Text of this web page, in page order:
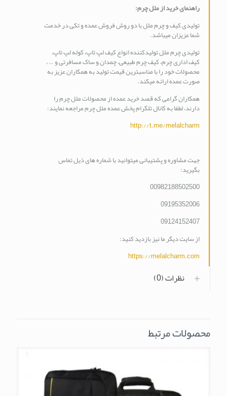
راهنمای خرید از ملل چرم:
تولیدی کیف و چرم ملل با دو روش فروش عمده و تکی در خدمت
شما عزیزان میباشد.
تولیدی چرم ملل تولیدکننده انواع کیف لپ تاپ، کوله لپ تاپ،
کیف اداری چرم، کیف چرم طبیعی، چمدان و ساک مسافرتی و … ،
محصولات خود را با مناسبترین قیمت تولید به همکاران عزیز به
صورت عمده ارائه میکند.
همکاران گرامی که قصد خرید عمده از محصولات ملل چرم را
دارند، لطفا به کانال تلگرام پخش عمده ملل چرم مراجعه نمایند:
http://t.me/melalcharm
جهت مشاوره و پشتیبانی میتوانید با شماره های ذیل تماس
بگیرید:
00982188502500
09195352006
09124152407
از سایت دیگر ما نیز بازدید کنید:
https://melalcharm.com
نظرات (0)
محصولات مرتبط